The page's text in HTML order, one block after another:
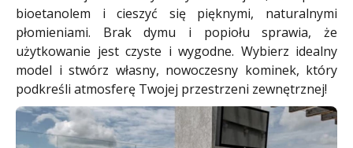
bioetanolem i cieszyć się pięknymi, naturalnymi
płomieniami. Brak dymu i popiołu sprawia, że
użytkowanie jest czyste i wygodne. Wybierz idealny
model i stwórz własny, nowoczesny kominek, który
podkreśli atmosferę Twojej przestrzeni zewnętrznej!